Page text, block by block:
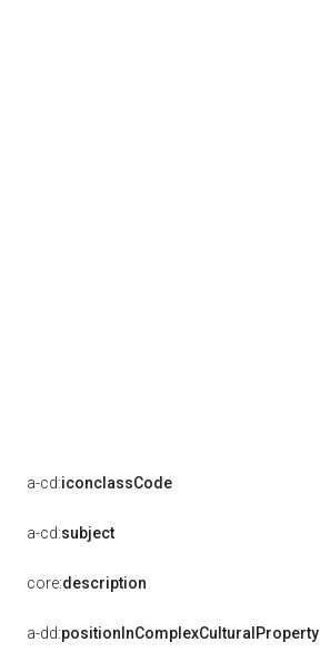
a-cd:iconclassCode
a-cd:subject
core:description
a-dd:positionInComplexCulturalProperty